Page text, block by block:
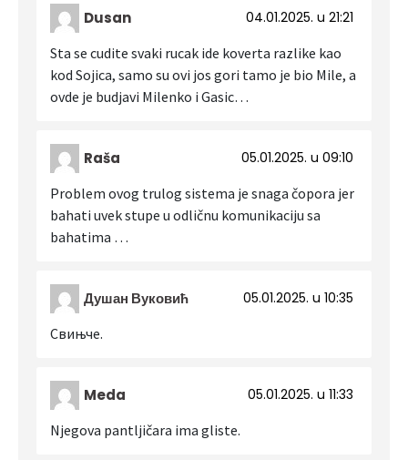
Dusan
04.01.2025. u 21:21
Sta se cudite svaki rucak ide koverta razlike kao
kod Sojica, samo su ovi jos gori tamo je bio Mile, a
ovde je budjavi Milenko i Gasic…
Raša
05.01.2025. u 09:10
Problem ovog trulog sistema je snaga čopora jer
bahati uvek stupe u odličnu komunikaciju sa
bahatima …
Душан Вуковић
05.01.2025. u 10:35
Свињче.
Meda
05.01.2025. u 11:33
Njegova pantljičara ima gliste.